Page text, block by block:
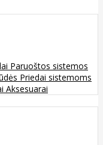
Paruoštos sistemos
Priedai sistemoms
Aksesuarai